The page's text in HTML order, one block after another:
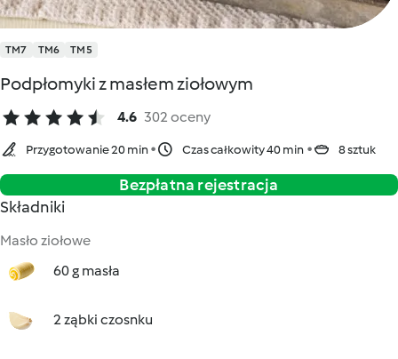
TM7 TM6 TM5
Podpłomyki z masłem ziołowym
4.6 302 oceny
Przygotowanie 20 min Czas całkowity 40 min 8 sztuk
Bezpłatna rejestracja
Składniki
Masło ziołowe
60 g masła
2 ząbki czosnku